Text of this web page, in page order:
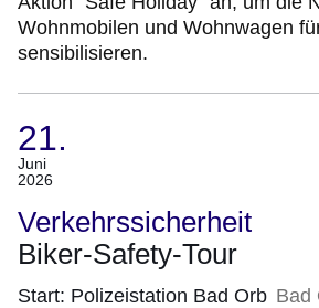
Wohnmobilen und Wohnwagen
sensibilisieren.
21.
Juni
2026
(Termin:
21.
Juni
2026)
Verkehrssicherheit
Biker-Safety-Tour
Start: Polizeistation Bad Orb Bad